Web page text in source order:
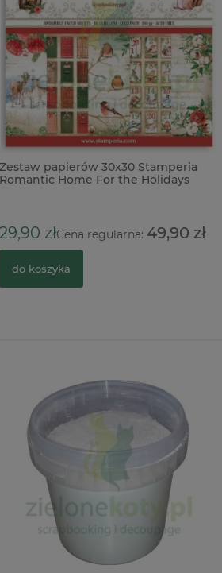
Zestaw papierów 30x30 Stamperia
Romantic Home For the Holidays
29,90 złCena regularna:49,90 zł
do koszyka